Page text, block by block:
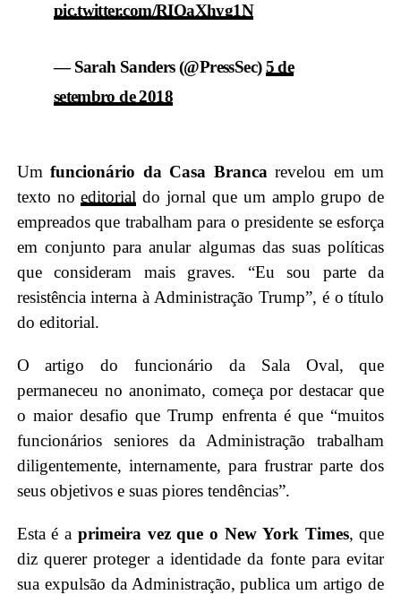
pic.twitter.com/RIOaXhyg1N
— Sarah Sanders (@PressSec)5 de
setembro de 2018
Umfuncionário da Casa Brancarevelou em um
texto noeditorial do jornal que um amplo grupo de
empreados que trabalham para o presidente se esforça
em conjunto para anular algumas das suas políticas
que consideram mais graves. “Eu sou parte da
resistência interna à Administração Trump”, é o título
do editorial.
O artigo do funcionário da Sala Oval, que
permaneceu no anonimato, começa por destacar que
o maior desafio que Trump enfrenta é que “muitos
funcionários seniores da Administração trabalham
diligentemente, internamente, para frustrar parte dos
seus objetivos e suas piores tendências”.
Esta é a primeira vez que o New York Times, que
diz querer proteger a identidade da fonte para evitar
sua expulsão da Administração, publica um artigo de